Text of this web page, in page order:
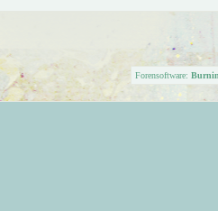
Forensoftware: